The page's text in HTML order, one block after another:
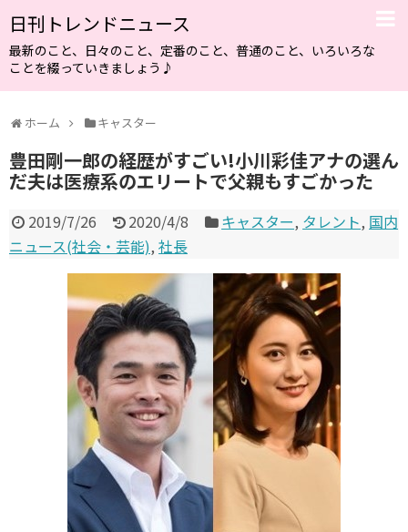
日刊トレンドニュース
最新のこと、日々のこと、定番のこと、普通のこと、いろいろな
ことを綴っていきましょう♪
ホーム キャスター
豊田剛一郎の経歴がすごい!小川彩佳アナの選ん
だ夫は医療系のエリートで父親もすごかった
2019/7/26 2020/4/8 キャスター, タレント, 国内
ニュース(社会・芸能), 社長